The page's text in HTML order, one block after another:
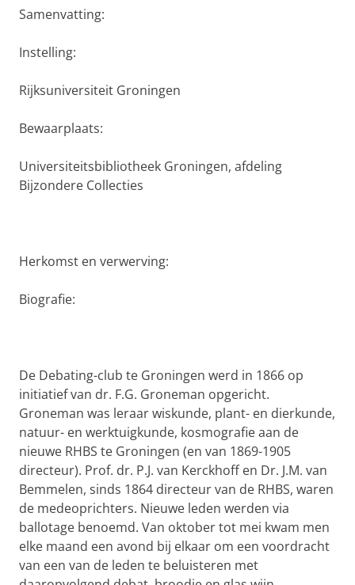
Samenvatting:
Instelling:
Rijksuniversiteit Groningen
Bewaarplaats:
Universiteitsbibliotheek Groningen, afdeling
Bijzondere Collecties
Herkomst en verwerving:
Biografie:
De Debating-club te Groningen werd in 1866 op
initiatief van dr. F.G. Groneman opgericht.
Groneman was leraar wiskunde, plant- en dierkunde,
natuur- en werktuigkunde, kosmografie aan de
nieuwe RHBS te Groningen (en van 1869-1905
directeur). Prof. dr. P.J. van Kerckhoff en Dr. J.M. van
Bemmelen, sinds 1864 directeur van de RHBS, waren
de medeoprichters. Nieuwe leden werden via
ballotage benoemd. Van oktober tot mei kwam men
elke maand een avond bij elkaar om een voordracht
van een van de leden te beluisteren met